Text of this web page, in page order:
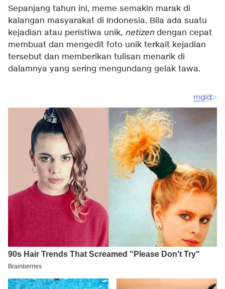
Sepanjang tahun ini, meme semakin marak di
kalangan masyarakat di Indonesia. Bila ada suatu
kejadian atau peristiwa unik, netizendengan cepat
membuat dan mengedit foto unik terkait kejadian
tersebut dan memberikan tulisan menarik di
dalamnya yang sering mengundang gelak tawa.